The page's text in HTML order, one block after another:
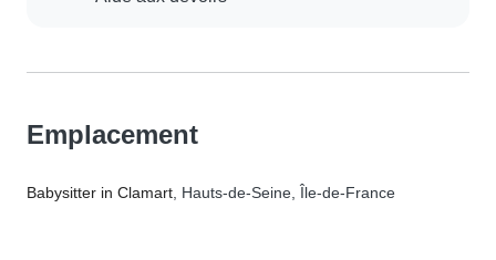
Emplacement
Babysitter in Clamart , Hauts-de-Seine, Île-de-France